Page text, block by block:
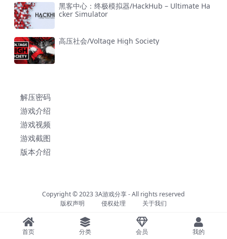
黑客中心：终极模拟器/HackHub – Ultimate Ha
cker Simulator
高压社会/Voltage High Society
解压密码
游戏介绍
游戏视频
游戏截图
版本介绍
Copyright © 20233A游戏分享- All rights reserved
版权声明
侵权处理 关于我们
首页 分类 会员 我的